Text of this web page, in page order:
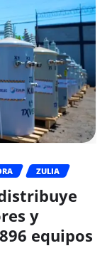
ZULIA
y
equipos